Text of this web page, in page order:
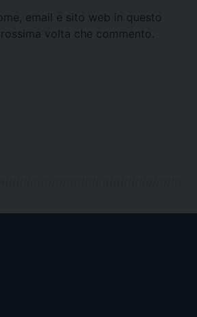
email e sito web in questo
volta che commento.